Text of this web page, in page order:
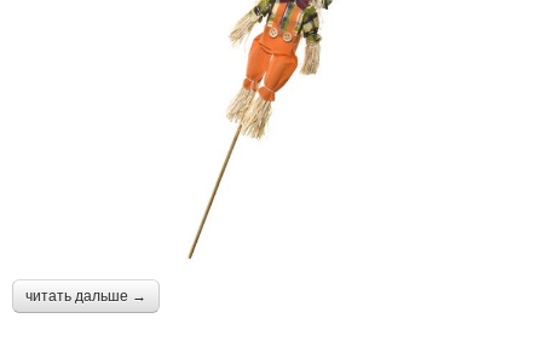
читать дальше →